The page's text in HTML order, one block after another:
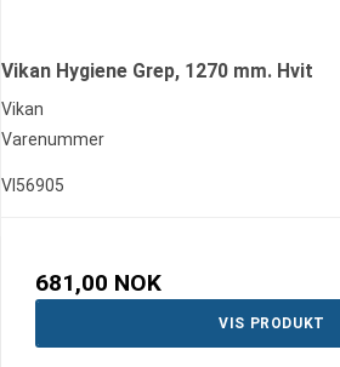
Vikan Hygiene Grep, 1270 mm. Hvit
Vikan
Varenummer
VI56905
681,00 NOK
VIS PRODUKT